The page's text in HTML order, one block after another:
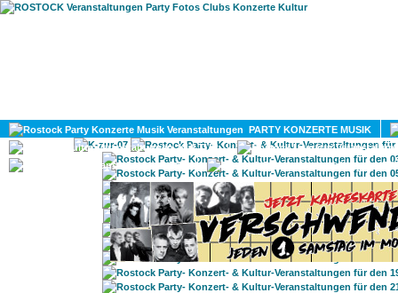
PARTY KONZERTE MUSIK
KULTUR
GAY